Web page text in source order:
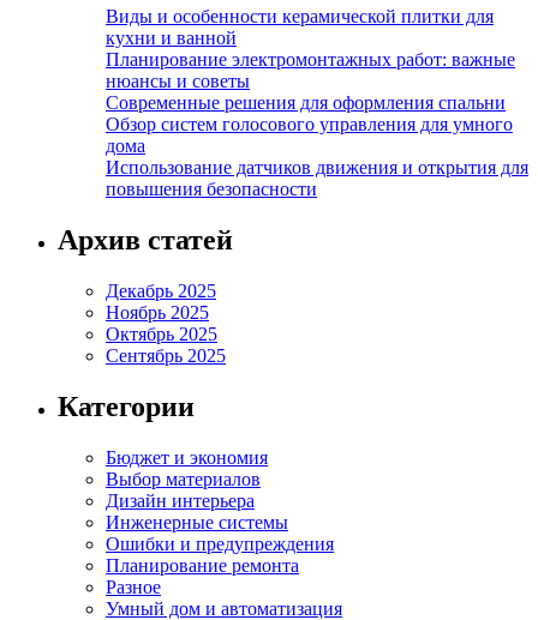
Виды и особенности керамической плитки для
кухни и ванной
Планирование электромонтажных работ: важные
нюансы и советы
Современные решения для оформления спальни
Обзор систем голосового управления для умного
дома
Использование датчиков движения и открытия для
повышения безопасности
Архив статей
Декабрь 2025
Ноябрь 2025
Октябрь 2025
Сентябрь 2025
Категории
Бюджет и экономия
Выбор материалов
Дизайн интерьера
Инженерные системы
Ошибки и предупреждения
Планирование ремонта
Разное
Умный дом и автоматизация